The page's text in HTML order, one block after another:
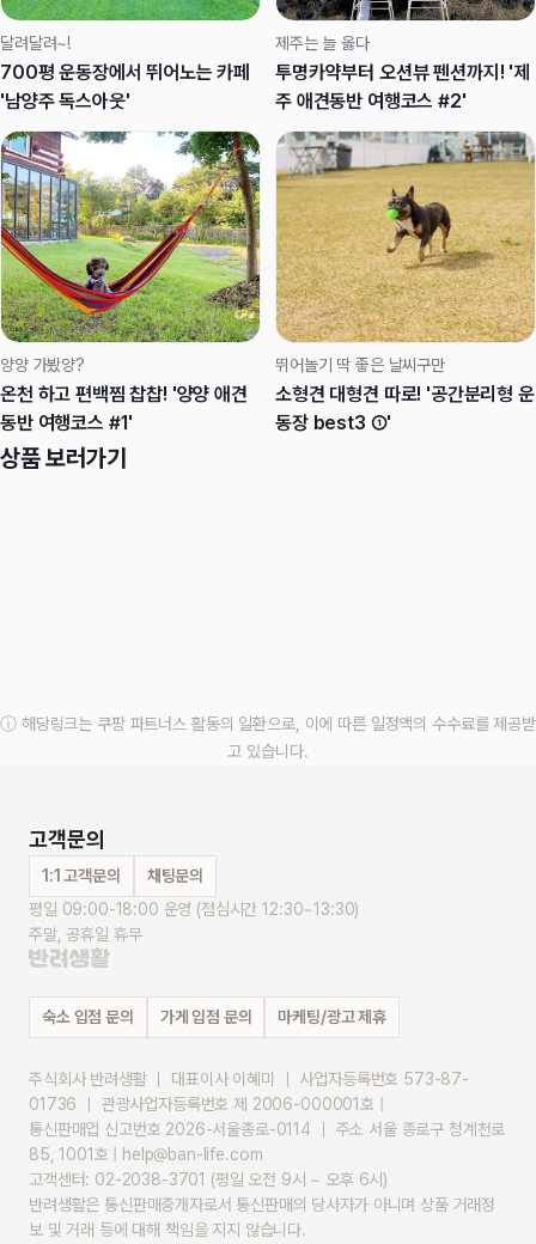
달려달려~!
700평 운동장에서 뛰어노는 카페
'남양주 독스아웃'
제주는 늘 옳다
투명카약부터 오션뷰 펜션까지! '제
주 애견동반 여행코스 #2'
양양 가봤양?
온천 하고 편백찜 찹찹! '양양 애견
동반 여행코스 #1'
뛰어놀기 딱 좋은 날씨구만
소형견 대형견 따로! '공간분리형 운
동장 best3 ①'
상품 보러가기
ⓘ 해당링크는 쿠팡 파트너스 활동의 일환으로, 이에 따른 일정액의 수수료를 제공받
고 있습니다.
고객문의
1:1 고객문의
채팅문의
평일 09:00-18:00 운영 (점심시간 12:30~13:30)
주말, 공휴일 휴무
숙소 입점 문의 가게 입점 문의 마케팅/광고 제휴
주식회사 반려생활 ｜ 대표이사 이혜미 ｜ 사업자등록번호 573-87-
01736 ｜ 관광사업자등록번호 제 2006-000001호 |
통신판매업 신고번호 2026-서울종로-0114 ｜ 주소 서울 종로구 청계천로
85, 1001호 | help@ban-life.com
고객센터: 02-2038-3701 (평일 오전 9시 ~ 오후 6시)
반려생활은 통신판매중개자로서 통신판매의 당사자가 아니며 상품 거래정
보 및 거래 등에 대해 책임을 지지 않습니다.